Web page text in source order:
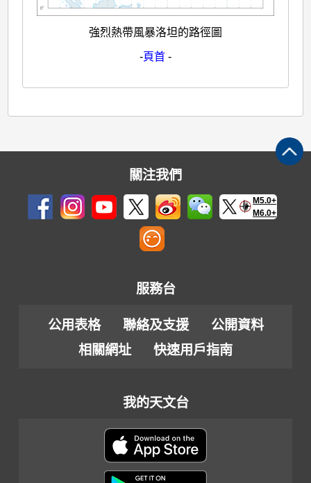
強烈熱帶風暴洛坦的路徑圖
-頁首 -
關注我們
M5.0+
M6.0+
服務台
公用表格 聯絡及支援
公開資料
相關網址
快速用戶指南
我的天文台